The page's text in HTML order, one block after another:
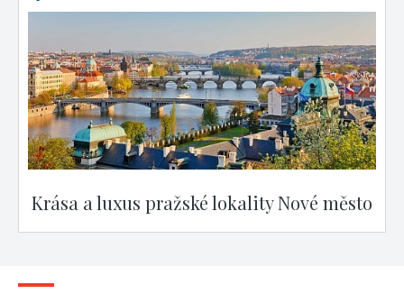
Krása a luxus pražské lokality Nové město